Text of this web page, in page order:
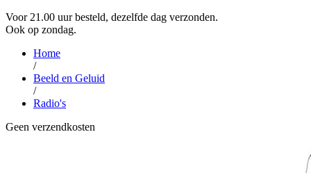
Voor 21.00 uur besteld, dezelfde dag verzonden.
Ook op zondag.
Home
/
Beeld en Geluid
/
Radio's
Geen verzendkosten